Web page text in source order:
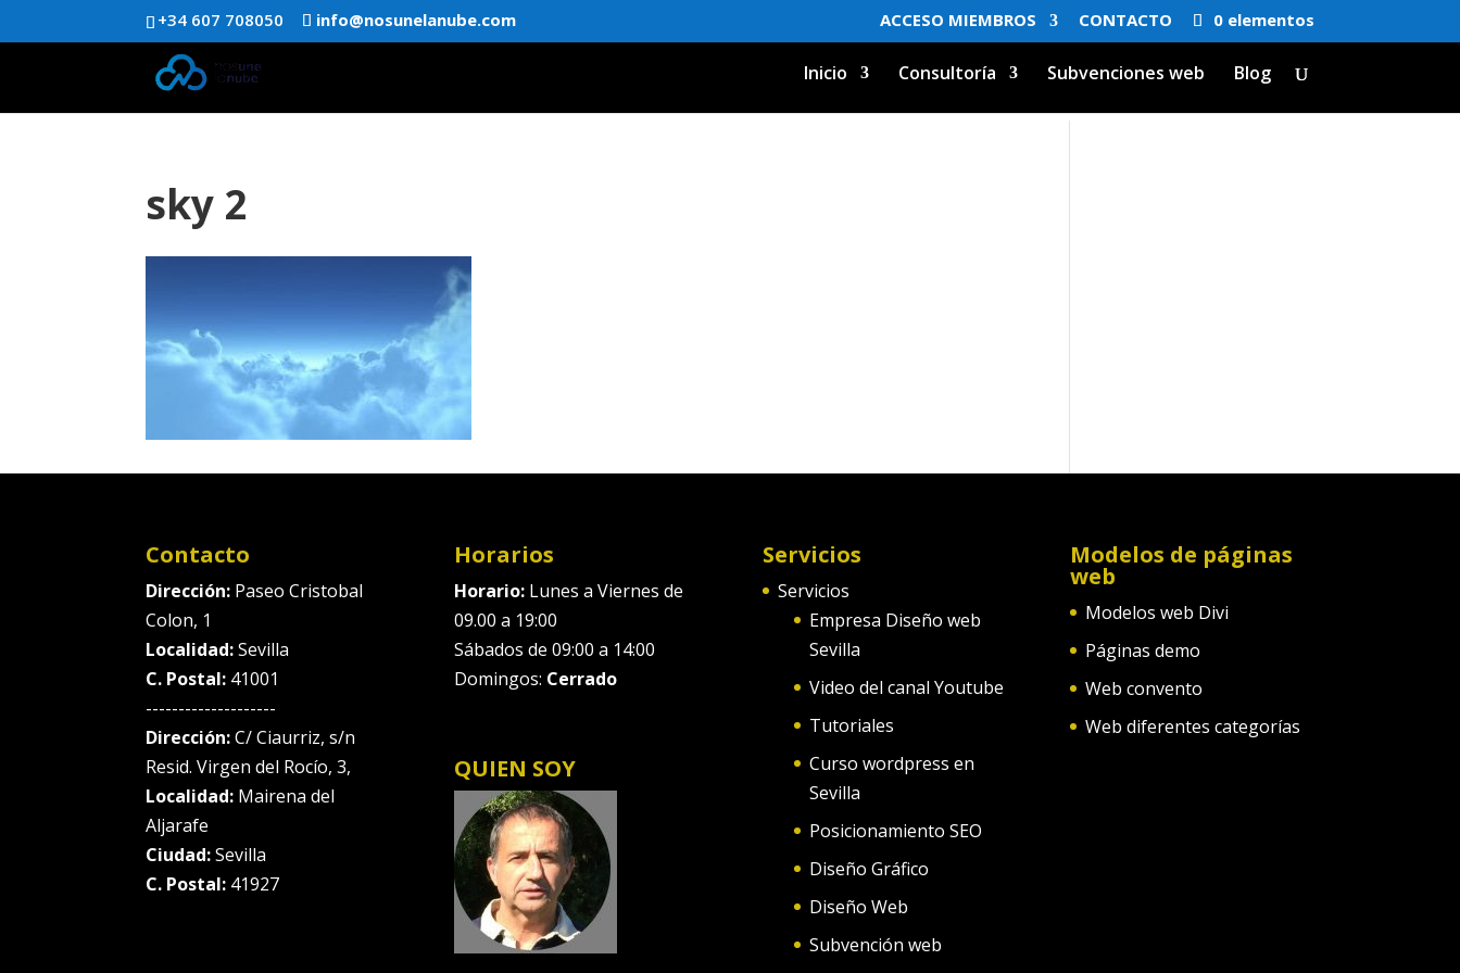
+34 607 708050 info@nosunelanube.com ACCESO MIEMBROS CONTACTO 0 elementos
Inicio Consultoría Subvenciones web Blog
sky 2
Contacto
Dirección: Paseo Cristobal
Colon, 1
Localidad:Sevilla
C. Postal: 41001
--------------------
Dirección:C/ Ciaurriz, s/n
Resid. Virgen del Rocío, 3,
Localidad: Mairena del
Aljarafe
Ciudad:Sevilla
C. Postal: 41927
Horarios
Horario:Lunes a Viernes de
09.00 a 19:00
Sábados de 09:00 a 14:00
Domingos: Cerrado
QUIEN SOY
Servicios
Servicios
Empresa Diseño web
Sevilla
Video del canal Youtube
Tutoriales
Curso wordpress en
Sevilla
Posicionamiento SEO
Diseño Gráfico
Diseño Web
Subvención web
Modelos de páginas
web
Modelos web Divi
Páginas demo
Web convento
Web diferentes categorías